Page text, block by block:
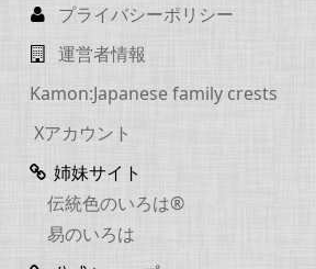
プライバシーポリシー
運営者情報
Kamon:Japanese family crests
Xアカウント
姉妹サイト
伝統色のいろは®
易のいろは